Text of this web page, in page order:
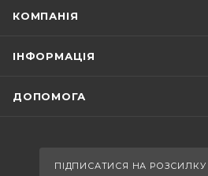
КОМПАНІЯ
ІНФОРМАЦІЯ
ДОПОМОГА
ПІДПИСАТИСЯ НА РОЗСИЛКУ